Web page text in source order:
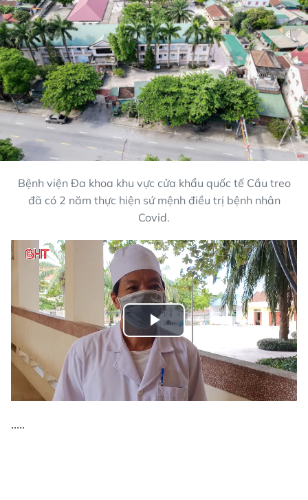
Bệnh viện Đa khoa khu vực cửa khẩu quốc tế Cầu treo
đã có 2 năm thực hiện sứ mệnh điều trị bệnh nhân
Covid.
Play
Video
.....